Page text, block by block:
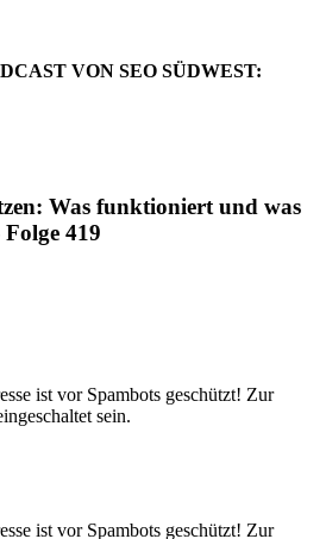
VON SEO SÜDWEST:
Was funktioniert und was
419
ist vor Spambots geschützt! Zur
sein.
ist vor Spambots geschützt! Zur